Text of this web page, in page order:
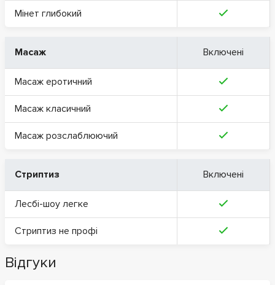
Мінет глибокий
Масаж Включені
Масаж еротичний
Масаж класичний
Масаж розслаблюючий
Стриптиз Включені
Лесбі-шоу легке
Стриптиз не профі
Відгуки